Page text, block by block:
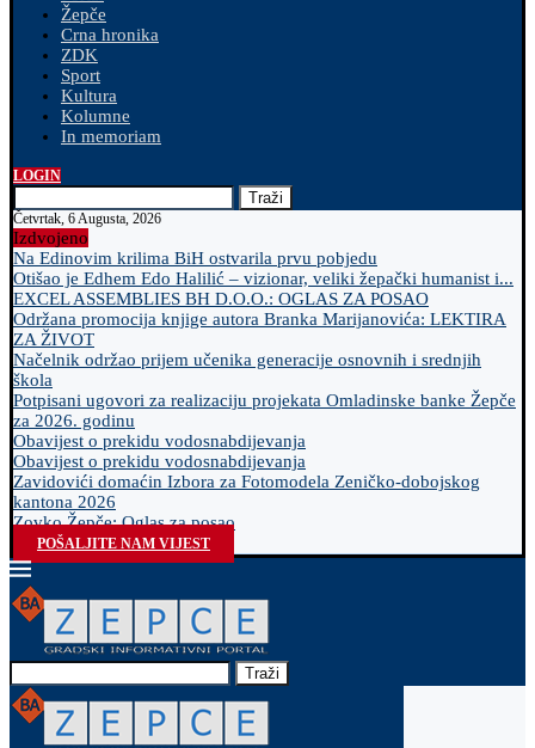
Žepče
Crna hronika
ZDK
Sport
Kultura
Kolumne
In memoriam
LOGIN
Traži
Četvrtak, 6 Augusta, 2026
Izdvojeno
Na Edinovim krilima BiH ostvarila prvu pobjedu
Otišao je Edhem Edo Halilić – vizionar, veliki žepački humanist i...
EXCEL ASSEMBLIES BH D.O.O.: OGLAS ZA POSAO
Održana promocija knjige autora Branka Marijanovića: LEKTIRA
ZA ŽIVOT
Načelnik održao prijem učenika generacije osnovnih i srednjih
škola
Potpisani ugovori za realizaciju projekata Omladinske banke Žepče
za 2026. godinu
Obavijest o prekidu vodosnabdijevanja
Obavijest o prekidu vodosnabdijevanja
Zavidovići domaćin Izbora za Fotomodela Zeničko-dobojskog
kantona 2026
Zovko Žepče: Oglas za posao
POŠALJITE NAM VIJEST
Traži